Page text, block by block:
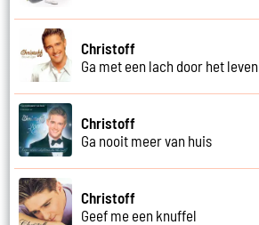
Christoff
Ga met een lach door het leven
Christoff
Ga nooit meer van huis
Christoff
Geef me een knuffel